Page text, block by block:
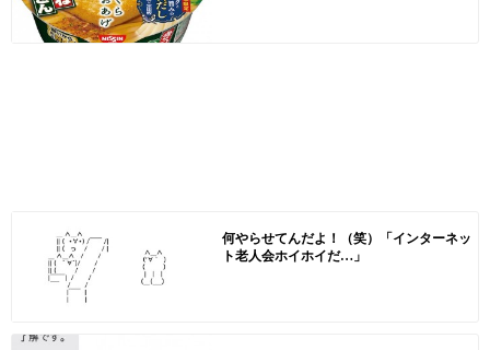
何やらせてんだよ！（笑）「インターネッ
ト老人会ホイホイだ…」